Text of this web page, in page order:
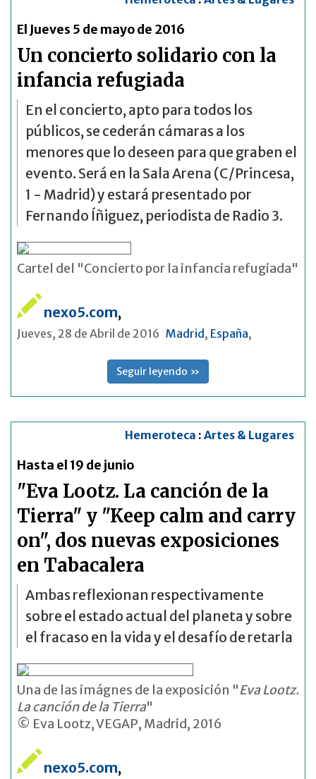
El Jueves 5 de mayo de 2016
Un concierto solidario con la
infancia refugiada
En el concierto, apto para todos los
públicos, se cederán cámaras a los
menores que lo deseen para que graben el
evento. Será en la Sala Arena (C/Princesa,
1 - Madrid) y estará presentado por
Fernando Íñiguez, periodista de Radio 3.
Cartel del "Concierto por la infancia refugiada"
nexo5.com,
Jueves, 28 de Abril de 2016 Madrid , España,
Seguir leyendo »
Hemeroteca : Artes & Lugares
Hasta el 19 de junio
"Eva Lootz. La canción de la
Tierra" y "Keep calm and carry
on", dos nuevas exposiciones
en Tabacalera
Ambas reflexionan respectivamente
sobre el estado actual del planeta y sobre
el fracaso en la vida y el desafío de retarla
Una de las imágnes de la exposición "Eva Lootz.
La canción de la Tierra"
© Eva Lootz, VEGAP, Madrid, 2016
nexo5.com,